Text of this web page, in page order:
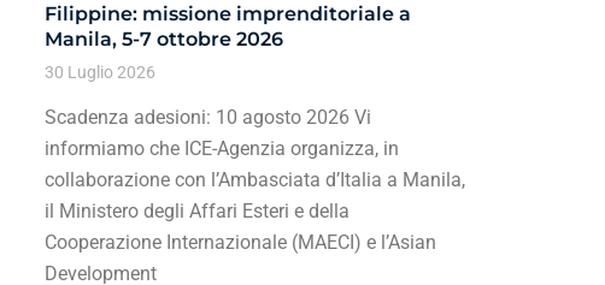
Filippine: missione imprenditoriale a
Manila, 5-7 ottobre 2026
30 Luglio 2026
Scadenza adesioni: 10 agosto 2026 Vi
informiamo che ICE-Agenzia organizza, in
collaborazione con l’Ambasciata d’Italia a Manila,
il Ministero degli Affari Esteri e della
Cooperazione Internazionale (MAECI) e l’Asian
Development